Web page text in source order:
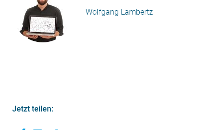
Wolfgang Lambertz
Jetzt teilen: